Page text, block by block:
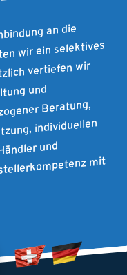
an die
wir ein selektives
vertiefen wir
undBeratung,
individuellen
und mit